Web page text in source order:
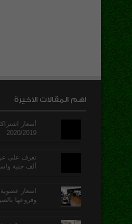
اهم المقالات الاخيرة
أسعار
2020/2019
ألف جنية
اسعار
وفروعها